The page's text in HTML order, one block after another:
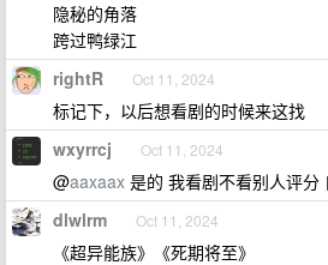
隐秘的角落
跨过鸭绿江
rightR Oct 11, 2024
标记下，以后想看剧的时候来这找
wxyrrcj Oct 11, 2024
@aaxaax 是的 我看剧不看别人评分
dlwlrm Oct 11, 2024
《超异能族》《死期将至》